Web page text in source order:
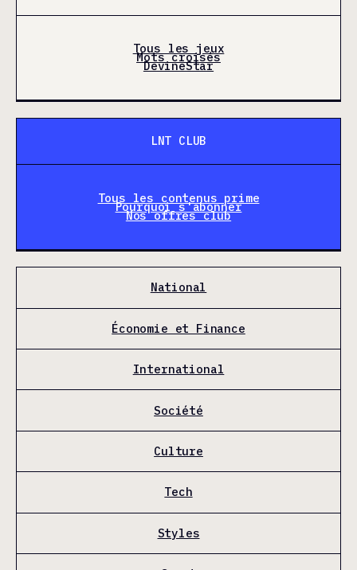
Tous les jeux
Mots croisés
DevineStar
LNT CLUB
Tous les contenus prime
Pourquoi s'abonner
Nos offres club
National
Économie et Finance
International
Société
Culture
Tech
Styles